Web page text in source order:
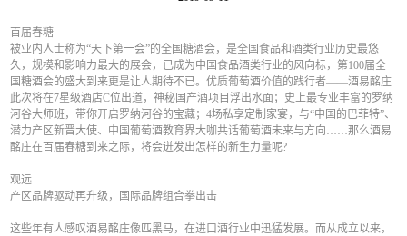
联系我们
百届春糖
被业内人士称为“天下第一会”的全国糖酒会，是全国食品和酒类行业历史最悠
久，规模和影响力最大的展会，已成为中国食品酒类行业的风向标，第100届全
国糖酒会的盛大到来更是让人期待不已。优质葡萄酒价值的践行者——酒易酩庄
此次将在7星级酒店C位出道，神秘国产酒项目浮出水面；史上最专业丰富的罗纳
河谷大师班，带你开启罗纳河谷的宝藏；4场私享定制家宴，与“中国的巴菲特”、
潜力产区新晋大使、中国葡萄酒教育界大咖共话葡萄酒未来与方向……那么酒易
酩庄在百届春糖到来之际，将会迸发出怎样的新生力量呢?
观远
产区品牌驱动再升级，国际品牌组合拳出击
这些年有人感叹酒易酩庄像匹黑马，在进口酒行业中迅猛发展。而从成立以来，